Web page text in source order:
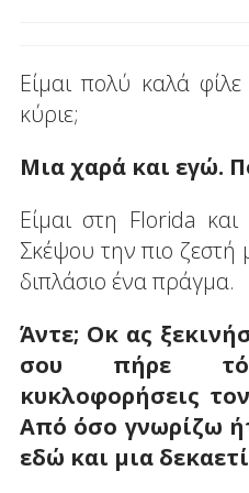
Είμαι πολύ καλά
κύριε;
Μια χαρά και εγώ.
Είμαι στη Florida και
Σκέψου την πιο
διπλάσιο ένα πράγμα.
Άντε; Οκ ας
σου πήρε
κυκλοφορήσεις
Από όσο γνωρίζω
εδώ και μια